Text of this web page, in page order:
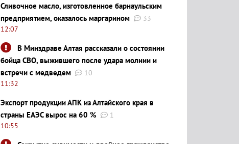
Сливочное масло, изготовленное барнаульским
предприятием, оказалось маргарином
33
12:07
В Минздраве Алтая рассказали о состоянии
бойца СВО, выжившего после удара молнии и
встречи с медведем
10
11:32
Экспорт продукции АПК из Алтайского края в
страны ЕАЭС вырос на 60 %
1
10:55